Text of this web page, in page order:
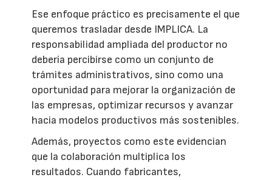
Ese enfoque práctico es precisamente el que
queremos trasladar desde IMPLICA. La
responsabilidad ampliada del productor no
debería percibirse como un conjunto de
trámites administrativos, sino como una
oportunidad para mejorar la organización de
las empresas, optimizar recursos y avanzar
hacia modelos productivos más sostenibles.
Además, proyectos como este evidencian
que la colaboración multiplica los
resultados. Cuando fabricantes,